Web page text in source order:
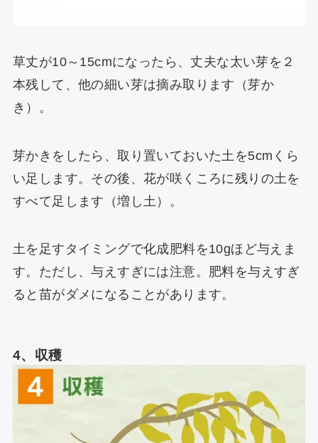
草丈が10～15cmになったら、丈夫な太い芽を２
本残して、他の細い芽は摘み取ります（芽か
き）。
芽かきをしたら、取り置いておいた土を5cmくら
い足します。その後、花が咲くころに残りの土を
すべて足します（増し土）。
土を足すタイミングで化成肥料を10gほど与えま
す。ただし、与えすぎには注意。肥料を与えすぎ
ると苗がダメになることがあります。
4、収穫